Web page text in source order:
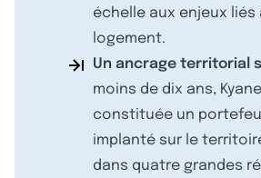
échelle aux enjeux liés
logement.
Un ancrage territorial
moins de dix ans,
constituée un
implanté sur le
dans quatre grandes